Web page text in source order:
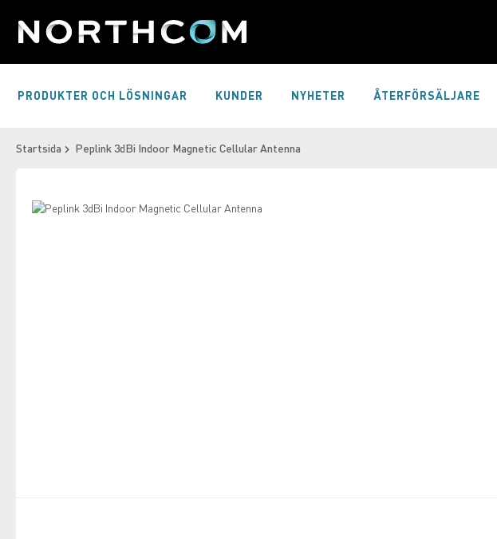
Skip
PRODUKTER OCH LÖSNINGAR KUNDER NYHETER ÅTERFÖRSÄLJARE
Startsida Peplink 3dBi Indoor Magnetic Cellular Antenna
Skip